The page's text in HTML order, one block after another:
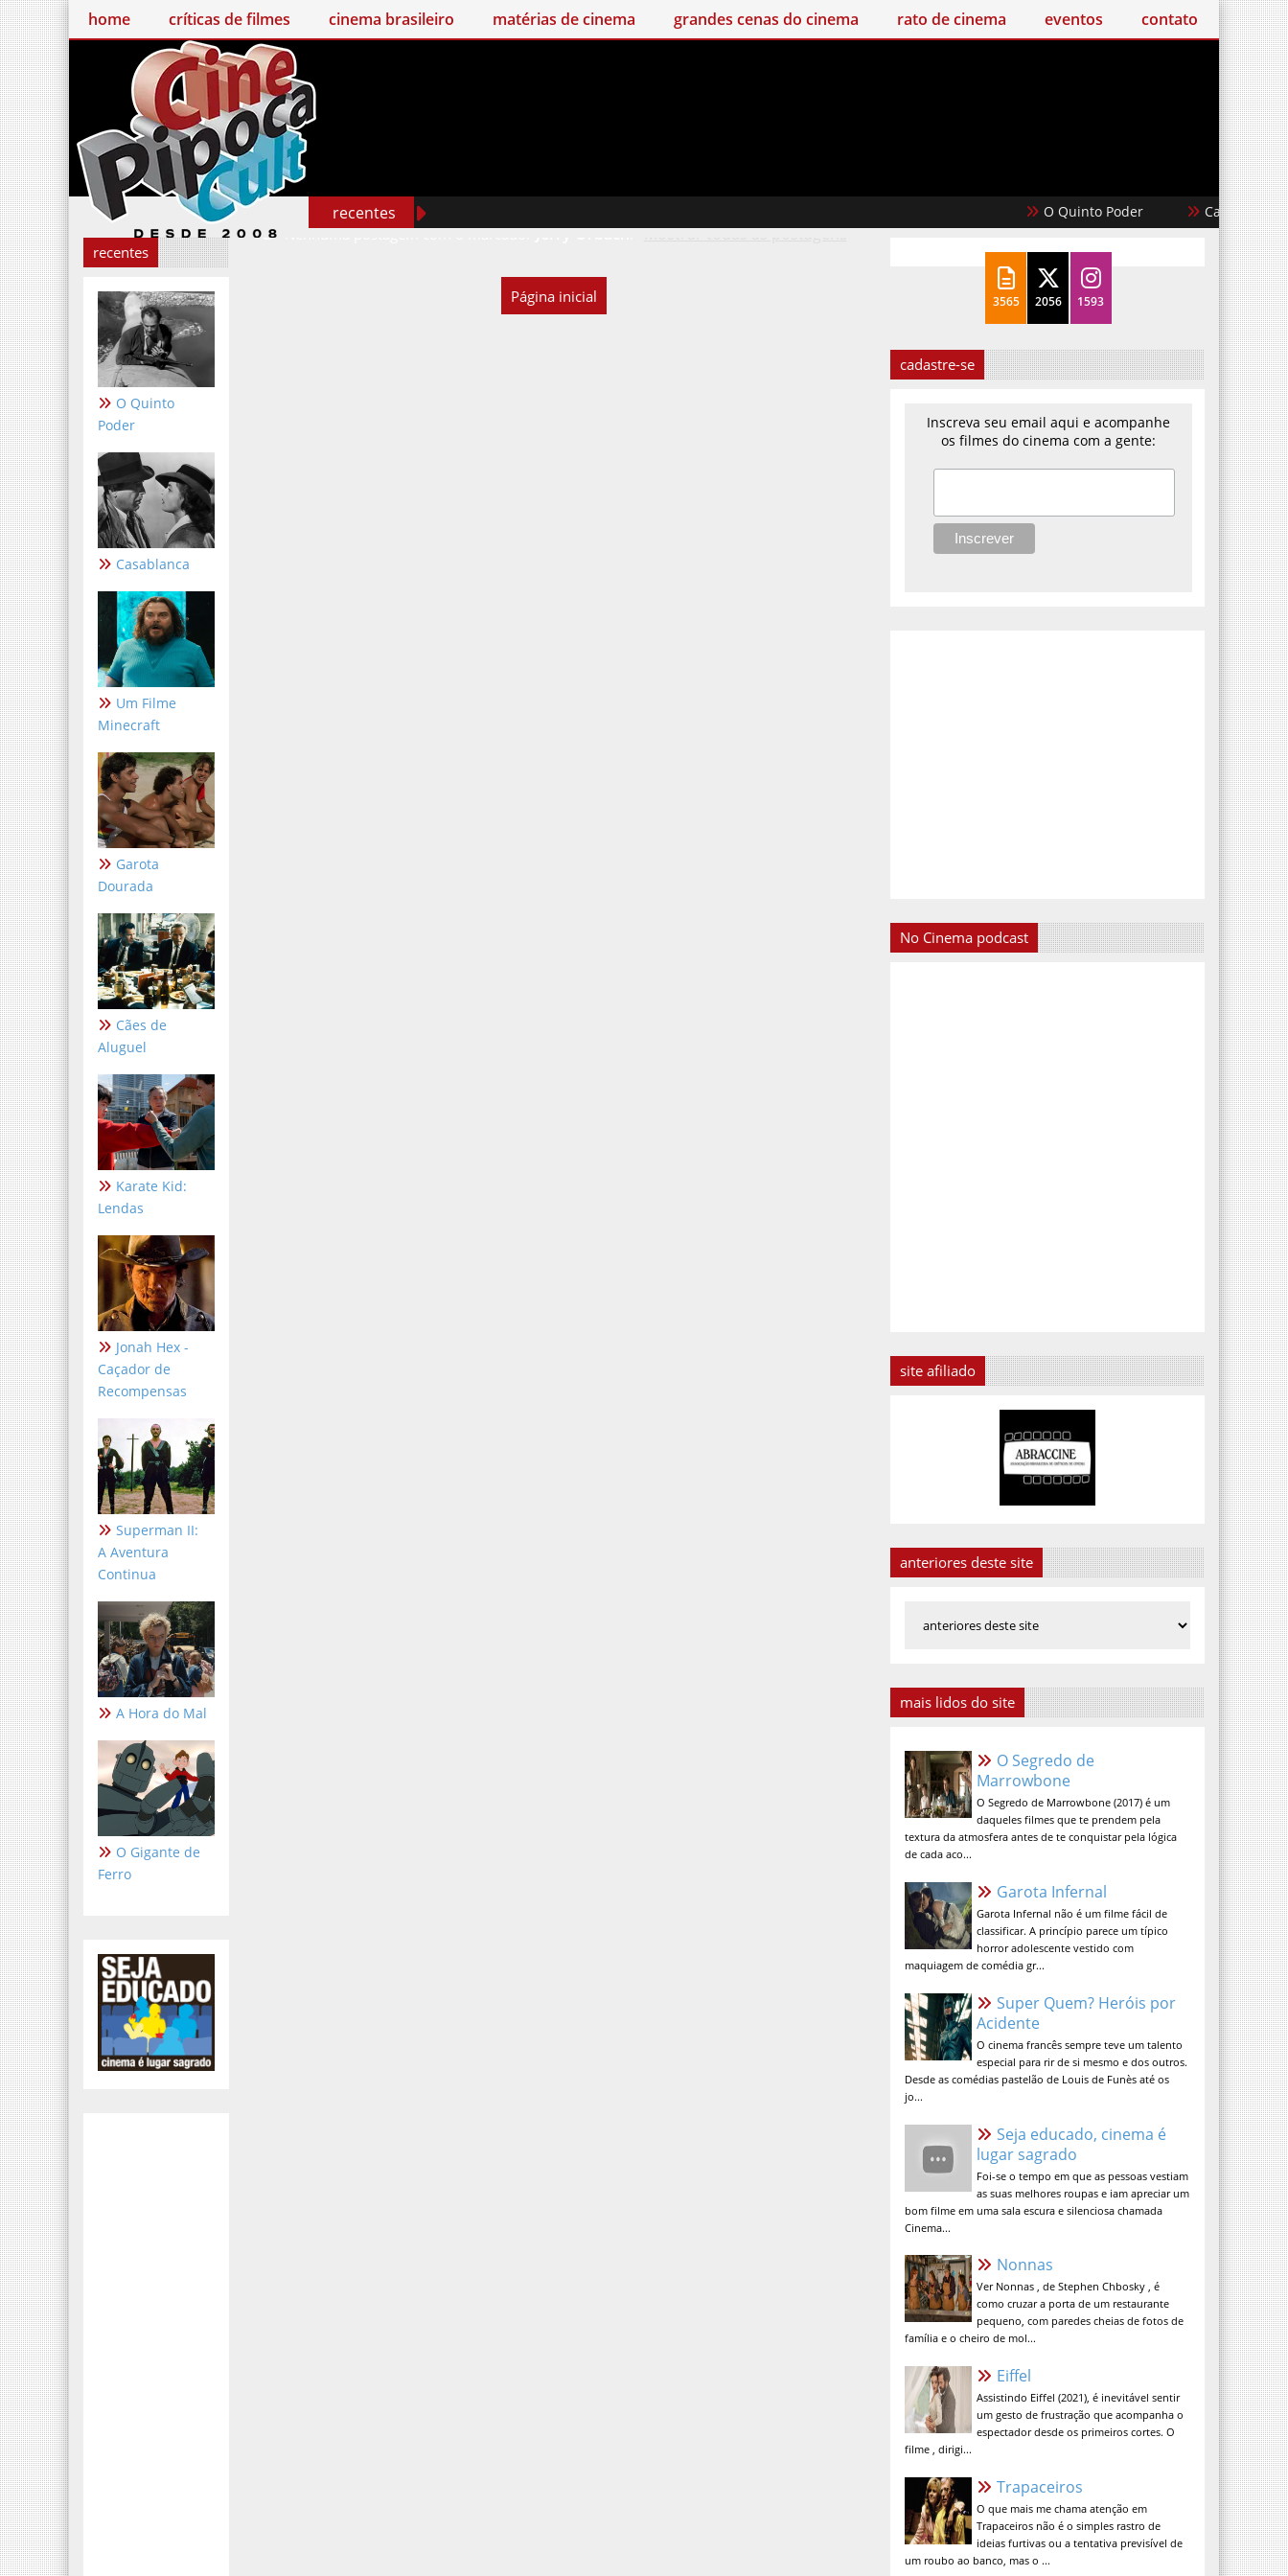
home críticas de filmes cinema brasileiro matérias de cinema grandes cenas do cinema rato de cinema eventos contato
recentes O Quinto Poder Casablanca
recentes
O Quinto
Poder
Casablanca
Um Filme
Minecraft
Garota
Dourada
Cães de
Aluguel
Karate Kid:
Lendas
Jonah Hex -
Caçador de
Recompensas
Superman II:
A Aventura
Continua
A Hora do Mal
O Gigante de
Ferro
Nenhuma postagem com o marcadorJerry Orbach. Mostrar todas as postagens
Página inicial 3565 2056 1593
cadastre-se
Inscreva seu email aqui e acompanhe
os filmes do cinema com a gente:
No Cinema podcast
site afiliado
anteriores deste site
mais lidos do site
O Segredo de Marrowbone
O Segredo de Marrowbone (2017) é um
daqueles filmes que te prendem pela
textura da atmosfera antes de te
conquistar pela lógica de cada aco...
Garota Infernal não é um filme fácil de
classificar. A princípio parece um típico
horror adolescente vestido com
maquiagem de comédia gr...
Acidente
O cinema francês sempre teve um talento
especial para rir de si mesmo e dos outros.
Desde as comédias pastelão de Louis de Funès até os
jo...
sagrado
Foi-se o tempo em que as pessoas vestiam
as suas melhores roupas e iam apreciar um
bom filme em uma sala escura e silenciosa chamada
Cinema...
Ver Nonnas , de Stephen Chbosky , é
como cruzar a porta de um restaurante
pequeno, com paredes cheias de fotos de
família e o cheiro de mol...
Assistindo Eiffel (2021), é inevitável sentir
um gesto de frustração que acompanha o
espectador desde os primeiros cortes. O
filme , dirigi...
O que mais me chama atenção em
Trapaceiros não é o simples rastro de
ideias furtivas ou a tentativa previsível de
um roubo ao banco, mas o ...